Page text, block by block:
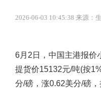
2026-06-03 10:45:38 来源：
6月2日，中国主港报价
提货价15132元/吨(按
分/磅，涨0.62美分/磅